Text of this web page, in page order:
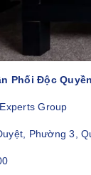
Phối Độc
Group
Phường 3,